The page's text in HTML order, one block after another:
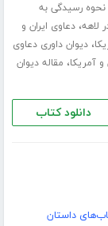
نحوه رسیدگی به
لاهه،دعاوی ایران و
،دیوان داوری دعاوی
و آمریکا، مقاله دیوان
دانلود کتاب
داستان